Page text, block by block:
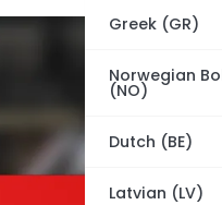
Greek (GR)
Norwegian
(NO)
Dutch (BE)
Latvian (LV)